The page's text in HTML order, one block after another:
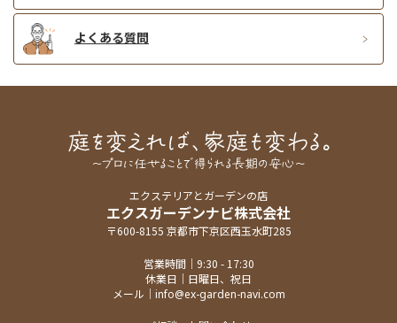
よくある質問
エクステリアとガーデンの店
エクスガーデンナビ株式会社
〒600-8155 京都市下京区西玉水町285
営業時間｜9:30 - 17:30
休業日｜日曜日、祝日
メール｜ info@ex-garden-navi.com